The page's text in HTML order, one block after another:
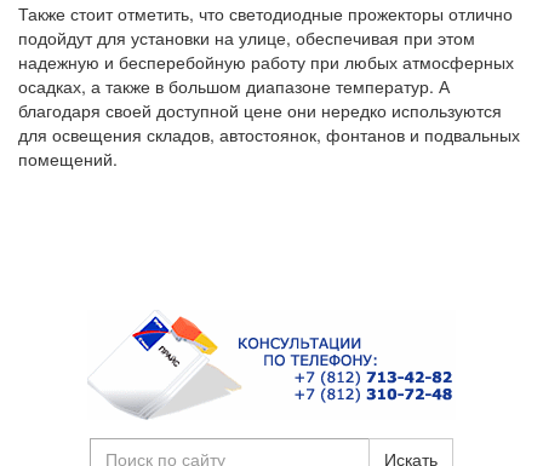
Также стоит отметить, что светодиодные прожекторы отлично
подойдут для установки на улице, обеспечивая при этом
надежную и бесперебойную работу при любых атмосферных
осадках, а также в большом диапазоне температур. А
благодаря своей доступной цене они нередко используются
для освещения складов, автостоянок, фонтанов и подвальных
помещений.